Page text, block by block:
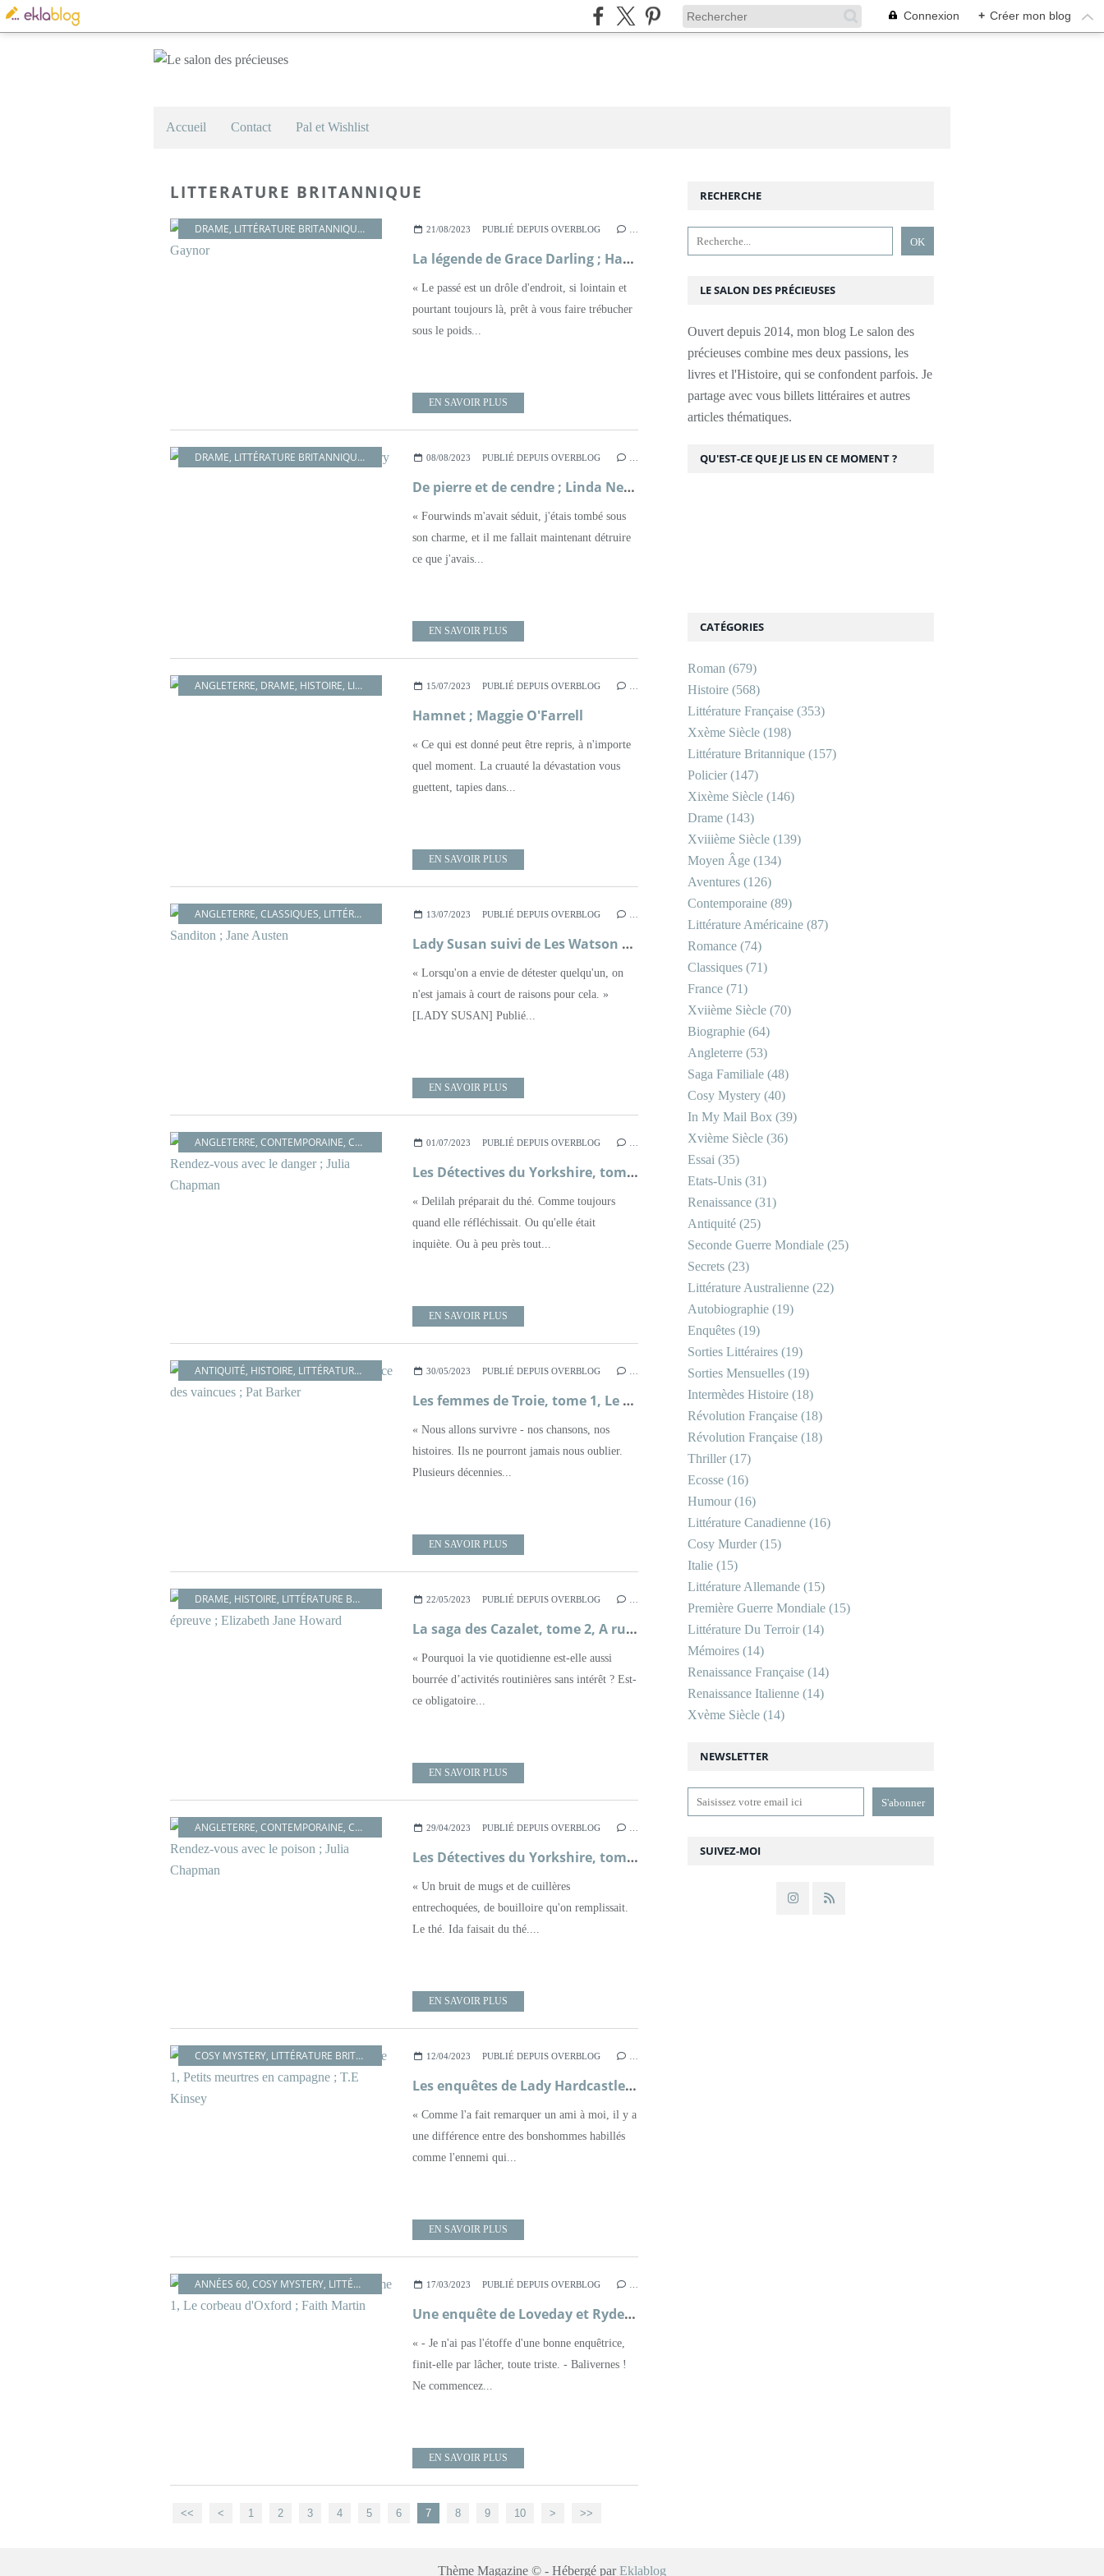
Connexion + Créer mon blog
Accueil Contact Pal et Wishlist
LITTERATURE BRITANNIQUE
DRAME, LITTÉRATURE BRITANNIQUE , ROMAN À SECRETS,ROMANCE,XIXÈME SIÈCLE,XXÈME SIÈCLE
21/08/2023 PUBLIÉ DEPUIS OVERBLOG
La légende de Grace Darling ; Hazel Gaynor
« Le passé est un drôle d'endroit, si lointain et
pourtant toujours là, prêt à vous faire trébucher
sous le poids...
EN SAVOIR PLUS
DRAME, LITTÉRATURE BRITANNIQUE , ROMAN SECRETS,XIXÈME SIÈCLE
08/08/2023 PUBLIÉ DEPUIS OVERBLOG
De pierre et de cendre ; Linda Newbery
« Fourwinds m'avait séduit, j'étais tombé sous
son charme, et il me fallait maintenant détruire
ce que j'avais...
EN SAVOIR PLUS
ANGLETERRE, DRAME, HISTOIRE, LITTÉRATURE BRITANNIQUE ROMAN,XVIÈME SIÈCLE
15/07/2023 PUBLIÉ DEPUIS OVERBLOG
Hamnet ; Maggie O'Farrell
« Ce qui est donné peut être repris, à n'importe
quel moment. La cruauté la dévastation vous
guettent, tapies dans...
EN SAVOIR PLUS
ANGLETERRE, CLASSIQUES, LITTÉRATURE BRITANNIQUE ,XIXÈME SIÈCLE
13/07/2023 PUBLIÉ DEPUIS OVERBLOG
Lady Susan suivi de Les Watson et Sanditon ; Jane Austen
« Lorsqu'on a envie de détester quelqu'un, on
n'est jamais à court de raisons pour cela. »
[LADY SUSAN] Publié...
EN SAVOIR PLUS
ANGLETERRE, CONTEMPORAINE, COSY MYSTERY , LITTÉRATURE BRITANNIQUE,POLICIER, ROMAN
01/07/2023 PUBLIÉ DEPUIS OVERBLOG
Les Détectives du Yorkshire, tome 5, Rendez-vous avec le danger ; Julia Chapman
« Delilah préparait du thé. Comme toujours
quand elle réfléchissait. Ou qu'elle était
inquiète. Ou à peu près tout...
EN SAVOIR PLUS
ANTIQUITÉ, HISTOIRE, LITTÉRATURE BRITANNIQUE ,MYTHOLOGIE GRECQUE,ROMAN
30/05/2023 PUBLIÉ DEPUIS OVERBLOG
Les femmes de Troie, tome 1, Le silence des vaincues ; Pat Barker
« Nous allons survivre - nos chansons, nos
histoires. Ils ne pourront jamais nous oublier.
Plusieurs décennies...
EN SAVOIR PLUS
DRAME, HISTOIRE, LITTÉRATURE BRITANNIQUE ,ROMAN,SAGA FAMILIALE,SECONDE GUERRE MONDIALE
22/05/2023 PUBLIÉ DEPUIS OVERBLOG
La saga des Cazalet, tome 2, A rude épreuve ; Elizabeth Jane Howard
« Pourquoi la vie quotidienne est-elle aussi
bourrée d’activités routinières sans intérêt ? Est-
ce obligatoire...
EN SAVOIR PLUS
ANGLETERRE, CONTEMPORAINE, COSY MYSTERY , LITTÉRATURE BRITANNIQUE,POLICIER, ROMAN
29/04/2023 PUBLIÉ DEPUIS OVERBLOG
Les Détectives du Yorkshire, tome 4, Rendez-vous avec le poison ; Julia Chapman
« Un bruit de mugs et de cuillères
entrechoquées, de bouilloire qu'on remplissait.
Le thé. Ida faisait du thé....
EN SAVOIR PLUS
COSY MYSTERY, LITTÉRATURE BRITANNIQUE POLICIER,ROMAN,XXÈME SIÈCLE
12/04/2023 PUBLIÉ DEPUIS OVERBLOG
Les enquêtes de Lady Hardcastle, tome 1, Petits meurtres en campagne ; T.E Kinsey
« Comme l'a fait remarquer un ami à moi, il y a
une différence entre des bonshommes habillés
comme l'ennemi qui...
EN SAVOIR PLUS
ANNÉES 60, COSY MYSTERY, LITTÉRATURE BRITANNIQUE ,POLICIER,ROMAN,XXÈME SIÈCLE
17/03/2023 PUBLIÉ DEPUIS OVERBLOG
Une enquête de Loveday et Ryder, tome 1, Le corbeau d'Oxford ; Faith Martin
« - Je n'ai pas l'étoffe d'une bonne enquêtrice,
finit-elle par lâcher, toute triste. - Balivernes !
Ne commencez...
EN SAVOIR PLUS
<< < 1 2 3 4 5 6 7 8 9 10 > >>
NEWSLETTER
SUIVEZ-MOI
RECHERCHE
LE SALON DES PRÉCIEUSES
Ouvert depuis 2014, mon blog Le salon des
précieuses combine mes deux passions, les
livres et l'Histoire, qui se confondent parfois. Je
partage avec vous billets littéraires et autres
articles thématiques.
CATÉGORIES
Roman (679)
Histoire (568)
Littérature Française (353)
Xxème Siècle (198)
Littérature Britannique (157)
Policier(147)
Xixème Siècle (146)
Drame (143)
Xviiième Siècle (139)
Moyen Âge (134)
Aventures (126)
Contemporaine (89)
Littérature Américaine (87)
Romance (74)
Classiques (71)
France (71)
Xviième Siècle (70)
Biographie (64)
Angleterre (53)
Saga Familiale (48)
Cosy Mystery (40)
In My Mail Box (39)
Xvième Siècle (36)
Essai (35)
Etats-Unis (31)
Renaissance (31)
Antiquité (25)
Seconde Guerre Mondiale (25)
Secrets (23)
Littérature Australienne (22)
Autobiographie (19)
Enquêtes (19)
Sorties Littéraires (19)
Sorties Mensuelles (19)
Intermèdes Histoire (18)
Révolution Française (18)
Révolution Française (18)
Thriller(17)
Ecosse (16)
Humour(16)
Littérature Canadienne (16)
Cosy Murder(15)
Italie (15)
Littérature Allemande (15)
Première Guerre Mondiale (15)
Littérature Du Terroir(14)
Mémoires (14)
Renaissance Française (14)
Renaissance Italienne (14)
Xvème Siècle (14)
QU'EST-CE QUE JE LIS EN CE MOMENT ?
Thème Magazine © - Hébergé parEklablog